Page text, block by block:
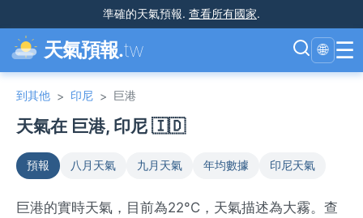
準確的天氣預報. 查看所有國家.
天氣預報.tw 🌐 ☰
到其他 > 印尼 > 巨港
天氣在 巨港, 印尼 🇮🇩
預報 八月天氣 九月天氣 年均數據 印尼天氣
巨港的實時天氣，目前為22°C，天氣描述為大霧。查